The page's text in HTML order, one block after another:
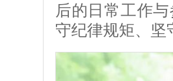
后的日常工作
守纪律规矩、坚